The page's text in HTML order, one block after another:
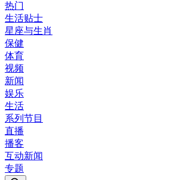
热门
生活贴士
星座与生肖
保健
体育
视频
新闻
娱乐
生活
系列节目
直播
播客
互动新闻
专题